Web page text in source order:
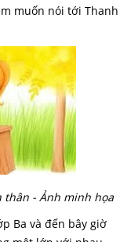
muốn nói tới Thanh
thân - Ảnh minh họa
Ba và đến bây giờ